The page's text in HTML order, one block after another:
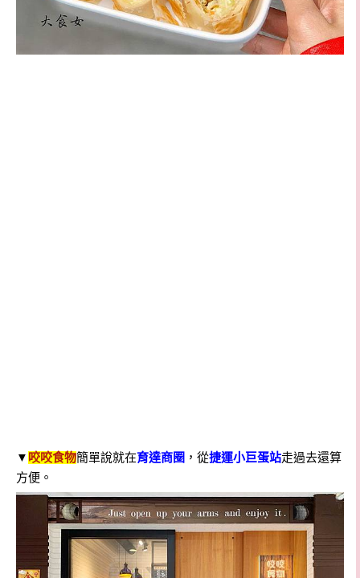
▼ 咬咬食物簡單說就在育達商圈 ，從捷運小巨蛋站走過去還算
方便 。